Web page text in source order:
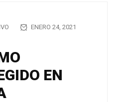
ENERO 24, 2021
EN